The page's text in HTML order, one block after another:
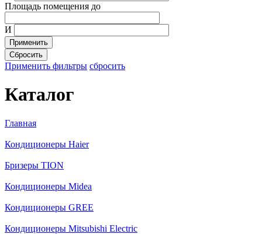
Площадь помещения до
И
Применить
Сбросить
Применить фильтры сбросить
Каталог
Вы здесь
Главная
Кондиционеры Haier
Бризеры TION
Кондиционеры Midea
Кондиционеры GREE
Кондиционеры Mitsubishi Electric